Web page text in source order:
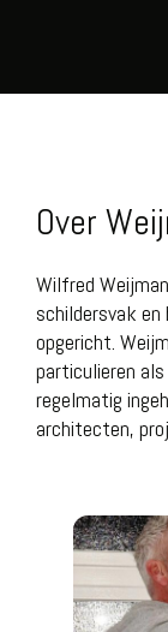
Over
Wilfred
schildersvak
opgericht.
particulieren
regelmatig
architecten,